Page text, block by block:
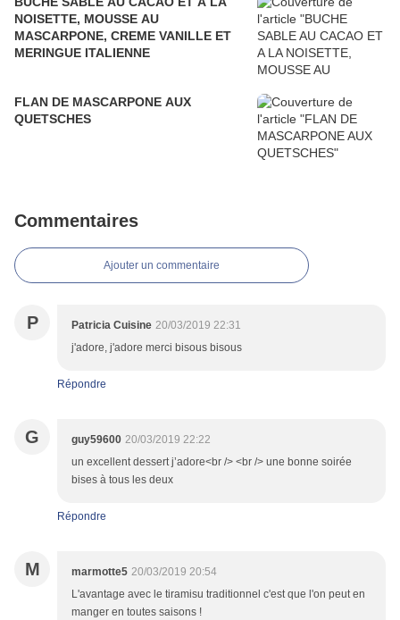
NOISETTE, MOUSSE AU
MASCARPONE, CREME VANILLE ET
MERINGUE ITALIENNE
FLAN DE MASCARPONE AUX
QUETSCHES
Commentaires
Ajouter un commentaire
P Patricia Cuisine 20/03/2019 22:31
j'adore, j'adore merci bisous bisous
Répondre
G guy59600 20/03/2019 22:22
un excellent dessert j’adore<br /> <br /> une bonne soirée
bises à tous les deux
Répondre
M marmotte5 20/03/2019 20:54
L'avantage avec le tiramisu traditionnel c'est que l'on peut en
manger en toutes saisons !